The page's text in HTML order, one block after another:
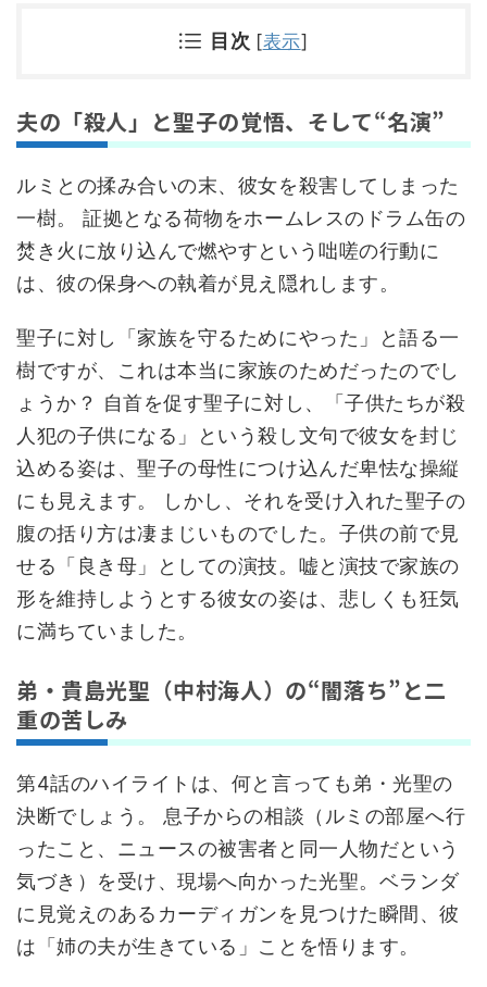
目次 [表示]
夫の「殺人」と聖子の覚悟、そして“名演”
ルミとの揉み合いの末、彼女を殺害してしまった
一樹。 証拠となる荷物をホームレスのドラム缶の
焚き火に放り込んで燃やすという咄嗟の行動に
は、彼の保身への執着が見え隠れします。
聖子に対し「家族を守るためにやった」と語る一
樹ですが、これは本当に家族のためだったのでし
ょうか？ 自首を促す聖子に対し、「子供たちが殺
人犯の子供になる」という殺し文句で彼女を封じ
込める姿は、聖子の母性につけ込んだ卑怯な操縦
にも見えます。 しかし、それを受け入れた聖子の
腹の括り方は凄まじいものでした。子供の前で見
せる「良き母」としての演技。嘘と演技で家族の
形を維持しようとする彼女の姿は、悲しくも狂気
に満ちていました。
弟・貴島光聖（中村海人）の“闇落ち”と二
重の苦しみ
第4話のハイライトは、何と言っても弟・光聖の
決断でしょう。 息子からの相談（ルミの部屋へ行
ったこと、ニュースの被害者と同一人物だという
気づき）を受け、現場へ向かった光聖。ベランダ
に見覚えのあるカーディガンを見つけた瞬間、彼
は「姉の夫が生きている」ことを悟ります。